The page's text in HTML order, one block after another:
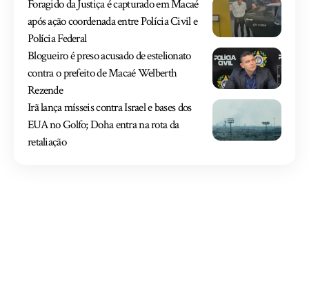
Foragido da Justiça é capturado em Macaé
após ação coordenada entre Polícia Civil e
Polícia Federal
Blogueiro é preso acusado de estelionato
contra o prefeito de Macaé Welberth
Rezende
Irã lança mísseis contra Israel e bases dos
EUA no Golfo; Doha entra na rota da
retaliação